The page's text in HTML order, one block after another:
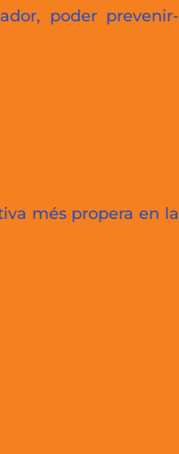
poder prevenir-
més propera en la